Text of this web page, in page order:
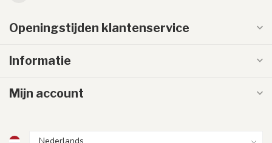
Openingstijden klantenservice
Informatie
Mijn account